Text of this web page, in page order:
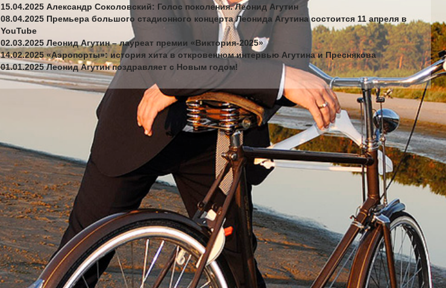
15.04.2025 Александр Соколовский: Голос поколения. Леонид Агутин
08.04.2025 Премьера большого стадионного концерта Леонида Агутина состоится 11 апреля в
YouTube
02.03.2025 Леонид Агутин – лауреат премии «Виктория-2025»
14.02.2025 «Аэропорты»: история хита в откровенном интервью Агутина и Преснякова
01.01.2025 Леонид Агутин поздравляет с Новым годом!